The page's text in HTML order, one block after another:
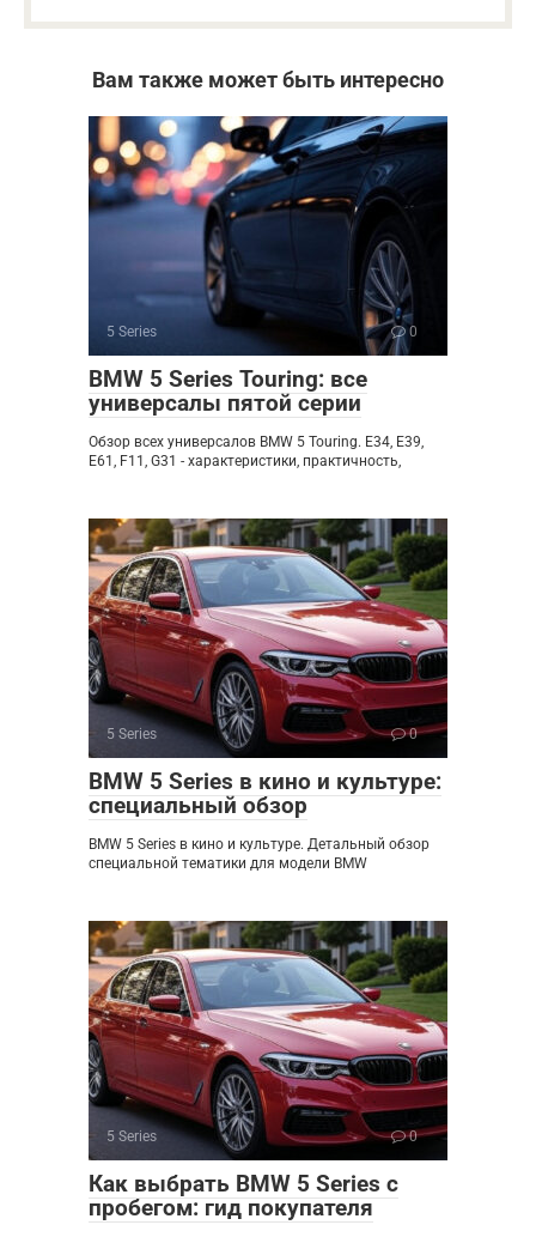
Вам также может быть интересно
5 Series 0
BMW 5 Series Touring: все
универсалы пятой серии
Обзор всех универсалов BMW 5 Touring. E34, E39,
E61, F11, G31 - характеристики, практичность,
5 Series 0
BMW 5 Series в кино и культуре:
специальный обзор
BMW 5 Series в кино и культуре. Детальный обзор
специальной тематики для модели BMW
5 Series 0
Как выбрать BMW 5 Series с
пробегом: гид покупателя